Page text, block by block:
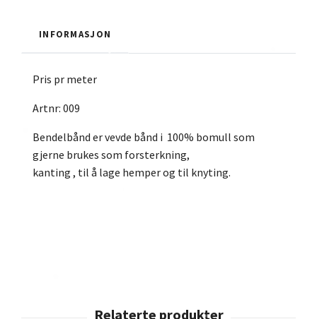
INFORMASJON
Pris pr meter
Artnr: 009
Bendelbånd er vevde bånd i 100% bomull som
gjerne brukes som forsterkning,
kanting , til å lage hemper og til knyting.